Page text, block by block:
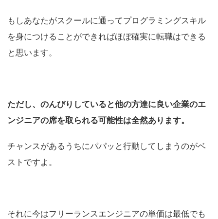
もしあなたがスクールに通ってプログラミングスキル
を身につけることができればほぼ確実に転職はできる
と思います。
ただし、のんびりしていると他の方達に良い企業のエ
ンジニアの席を取られる可能性は全然あります。
チャンスがあるうちにパパッと行動してしまうのがベ
ストですよ。
それに今はフリーランスエンジニアの単価は最低でも